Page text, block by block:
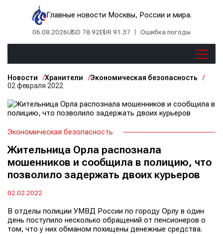
Главные новости Москвы, России и мира.
06.08.2026USD 78.92EUR 91.37 Ошибка погоды
Новости Хранители
Экономическая безопасность
02 февраля 2022
Экономическая безопасность
Жительница Орла распознала
мошенников и сообщила в полицию, что
позволило задержать двоих курьеров
02.02.2022
В отделы полиции УМВД России по городу Орлу в один
день поступило несколько обращений от пенсионеров о
том, что у них обманом похищены денежные средства.